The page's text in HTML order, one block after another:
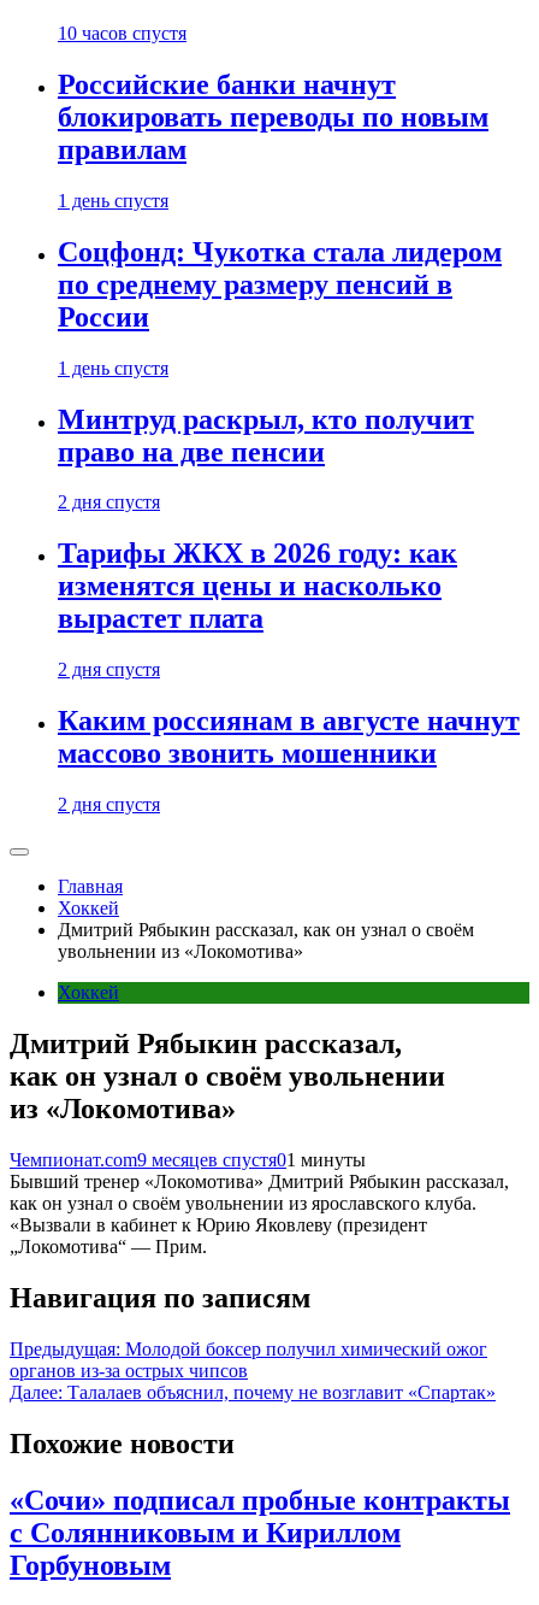
10 часов спустя
Российские банки начнут
блокировать переводы по новым
правилам
1 день спустя
Соцфонд: Чукотка стала лидером
по среднему размеру пенсий в
России
1 день спустя
Минтруд раскрыл, кто получит
право на две пенсии
2 дня спустя
Тарифы ЖКХ в 2026 году: как
изменятся цены и насколько
вырастет плата
2 дня спустя
Каким россиянам в августе начнут
массово звонить мошенники
2 дня спустя
Главная
Хоккей
Дмитрий Рябыкин рассказал, как он узнал о своём
увольнении из «Локомотива»
Хоккей
Дмитрий Рябыкин рассказал,
как он узнал о своём увольнении
из «Локомотива»
Чемпионат.com9 месяцев спустя01 минуты
Бывший тренер «Локомотива» Дмитрий Рябыкин рассказал,
как он узнал о своём увольнении из ярославского клуба.
«Вызвали в кабинет к Юрию Яковлеву (президент
„Локомотива“ — Прим.
Навигация по записям
Предыдущая: Молодой боксер получил химический ожог
органов из-за острых чипсов
Далее: Талалаев объяснил, почему не возглавит «Спартак»
Похожие новости
«Сочи» подписал пробные контракты
с Солянниковым и Кириллом
Горбуновым